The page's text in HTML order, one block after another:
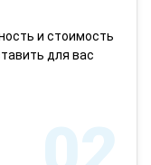
и стоимость
для вас